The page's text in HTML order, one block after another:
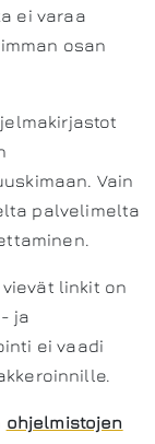
ei varaa
osan
Vain
palvelimelta
linkit on
ja
ei vaadi
ohjelmistojen